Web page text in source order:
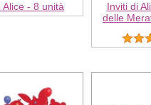
Alice - 8 unità
Inviti di
delle